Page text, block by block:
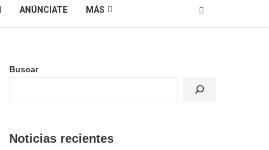
ANÚNCIATE MÁS
Buscar
Noticias recientes